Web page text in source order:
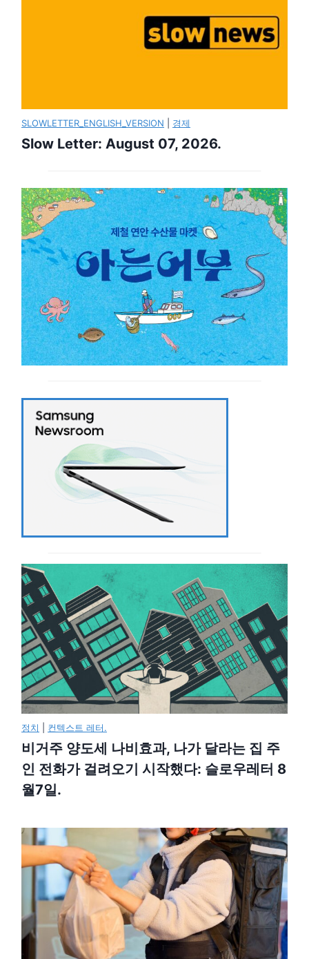
SLOWLETTER_ENGLISH_VERSION 경제
Slow Letter: August 07, 2026.
정치 컨텍스트 레터.
비거주 양도세 나비효과, 나가 달라는 집 주
인 전화가 걸려오기 시작했다: 슬로우레터 8
월7일.